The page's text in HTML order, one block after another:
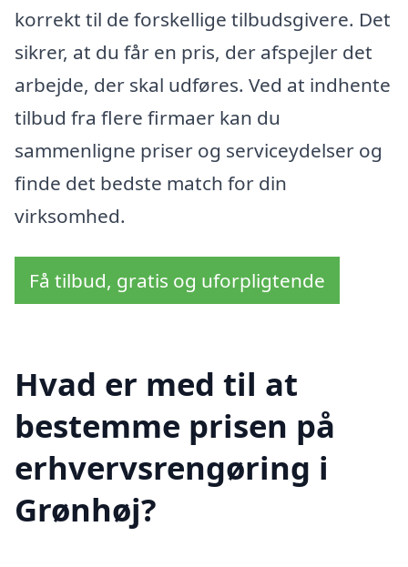
korrekt til de forskellige tilbudsgivere. Det
sikrer, at du får en pris, der afspejler det
arbejde, der skal udføres. Ved at indhente
tilbud fra flere firmaer kan du
sammenligne priser og serviceydelser og
finde det bedste match for din
virksomhed.
Få tilbud, gratis og uforpligtende
Hvad er med til at
bestemme prisen på
erhvervsrengøring i
Grønhøj?